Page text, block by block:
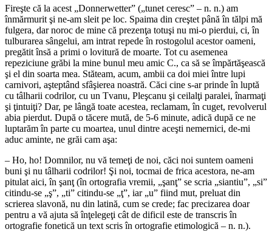
Fireşte că la acest „Donnerwetter” („tunet ceresc” – n. n.) am
înmărmurit şi ne-am sleit pe loc. Spaima din creştet până în tălpi mă
fulgera, dar noroc de mine că prezenţa totuşi nu mi-o pierdui, ci, în
tulburarea sângelui, am intrat repede în rostogolul acestor oameni,
pregătit însă a primi o lovitură de moarte. Tot cu asemenea
repeziciune grăbi la mine bunul meu amic C., ca să se împărtăşească
şi el din soarta mea. Stăteam, acum, ambii ca doi miei între lupi
carnivori, aşteptând sfâşierea noastră. Căci cine s-ar prinde în luptă
cu tâlharii codrilor, cu un Tvanu, Pleşcanu şi ceilalţi paralei, înarmaţi
şi ţintuiţi? Dar, pe lângă toate acestea, reclamam, în cuget, revolverul
abia pierdut. După o tăcere mută, de 5-6 minute, adică după ce ne
luptarăm în parte cu moartea, unul dintre aceşti nemernici, de-mi
aduc aminte, ne grăi cam aşa:
– Ho, ho! Domnilor, nu vă temeţi de noi, căci noi suntem oameni
buni şi nu tâlharii codrilor! Şi noi, tocmai de frica acestora, ne-am
pitulat aici, în şanţ (în ortografia vremii, „şanţ” se scria „siantiu”, „si”
citindu-se „ş”, „ti” citindu-se „ţ”, iar „u” fiind mut, preluat din
scrierea slavonă, nu din latină, cum se crede; fac precizarea doar
pentru a vă ajuta să înţelegeţi cât de dificil este de transcris în
ortografie fonetică un text scris în ortografie etimologică – n. n.).